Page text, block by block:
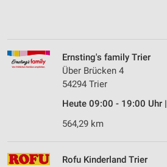
Ernsting's family Trier
Über Brücken 4
54294 Trier
Heute 09:00 - 19:00 Uhr |
564,29 km
Rofu Kinderland Trier